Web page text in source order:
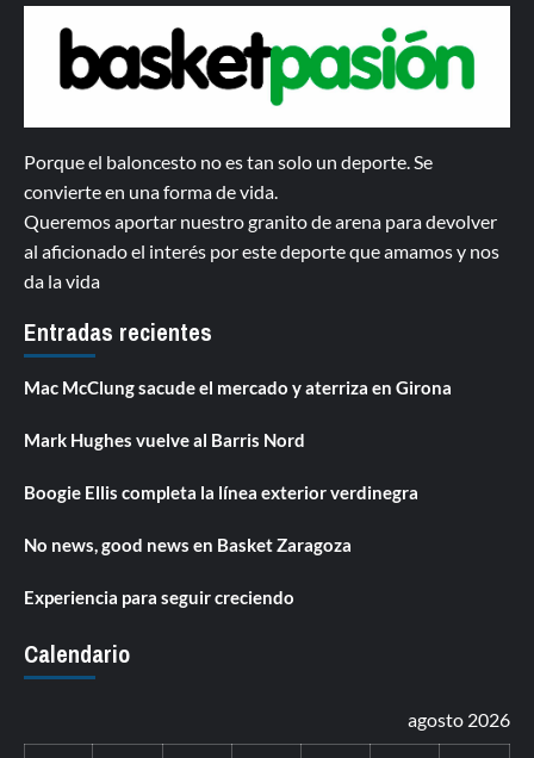
Porque el baloncesto no es tan solo un deporte. Se
convierte en una forma de vida.
Queremos aportar nuestro granito de arena para devolver
al aficionado el interés por este deporte que amamos y nos
da la vida
Entradas recientes
Mac McClung sacude el mercado y aterriza en Girona
Mark Hughes vuelve al Barris Nord
Boogie Ellis completa la línea exterior verdinegra
No news, good news en Basket Zaragoza
Experiencia para seguir creciendo
Calendario
agosto 2026